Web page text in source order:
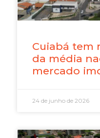
Cuiabá tem
da média
mercado
24 de junho de 2026